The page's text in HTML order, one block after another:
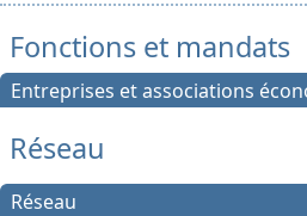
Fonctions et mandats
Entreprises et associations
Réseau
Réseau